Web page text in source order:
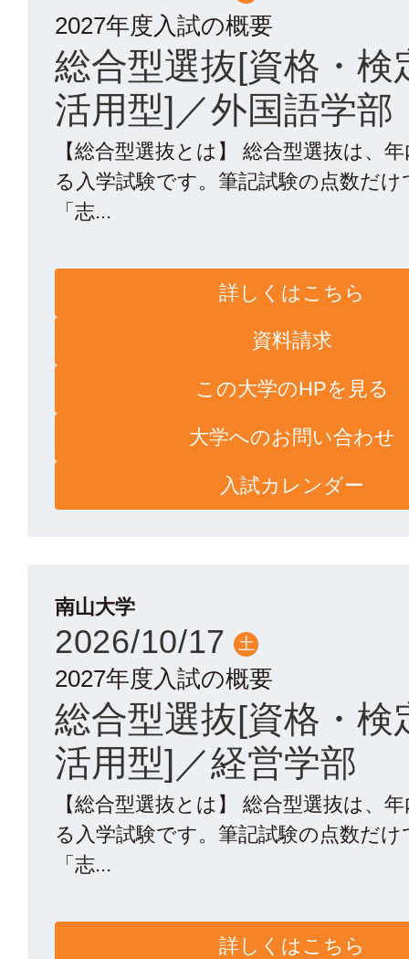
2027年度入試の概要
総合型選抜[資格・検
活用型]／外国語学部
【総合型選抜とは】 総合型選抜は、
る入学試験です。筆記試験の点数だ
「志...
詳しくはこちら
資料請求
この大学のHPを見る
大学へのお問い合わせ
入試カレンダー
南山大学
2026/10/17 土
2027年度入試の概要
総合型選抜[資格・検
活用型]／経営学部
【総合型選抜とは】 総合型選抜は、
る入学試験です。筆記試験の点数だ
「志...
詳しくはこちら